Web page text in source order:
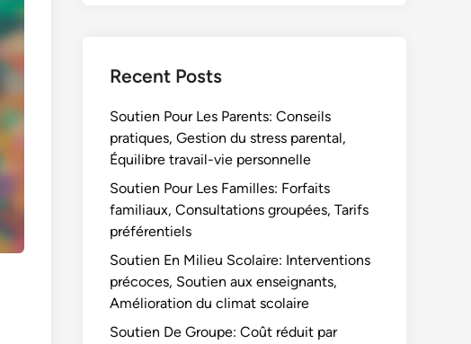
Recent Posts
Soutien Pour Les Parents: Conseils
pratiques, Gestion du stress parental,
Équilibre travail-vie personnelle
Soutien Pour Les Familles: Forfaits
familiaux, Consultations groupées, Tarifs
préférentiels
Soutien En Milieu Scolaire: Interventions
précoces, Soutien aux enseignants,
Amélioration du climat scolaire
Soutien De Groupe: Coût réduit par